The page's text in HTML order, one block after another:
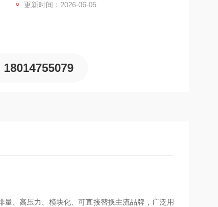
、安装尺寸通用
更新时间：2026-06-05
18014755079
、高压力、模块化、可直接替换主流品牌，广泛用